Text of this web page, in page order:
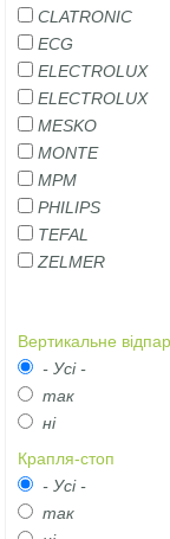
CLATRONIC
ECG
ELECTROLUX
ELECTROLUX
MESKO
MONTE
MPM
PHILIPS
TEFAL
ZELMER
Вертикальне
- Усі -
так
ні
Крапля-стоп
- Усі -
так